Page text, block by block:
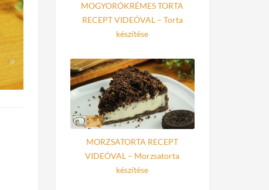
MOGYORÓKRÉMES TORTA
RECEPT VIDEÓVAL – Torta
készítése
MORZSATORTA RECEPT
VIDEÓVAL – Morzsatorta
készítése